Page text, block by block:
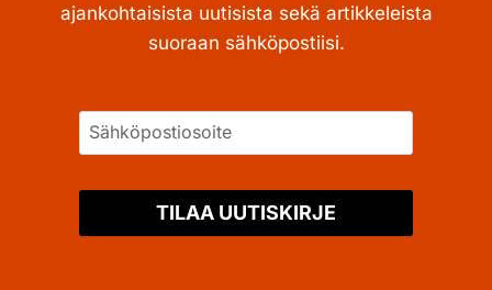
ajankohtaisista uutisista sekä artikkeleista
suoraan sähköpostiisi.
TILAA UUTISKIRJE